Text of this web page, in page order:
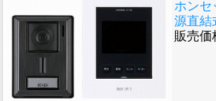
ホンセ
源直結
販売価